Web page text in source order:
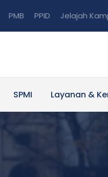
PMB PPID Jelajah
SPMI Layanan &